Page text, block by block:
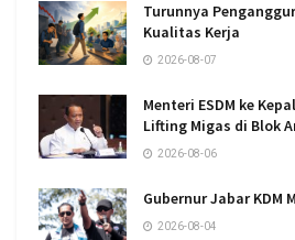
Turunnya
Kualitas Kerja
2026-08-07
Menteri ESDM ke
Lifting Migas di Blok
2026-08-06
Gubernur Jabar KDM
2026-08-04